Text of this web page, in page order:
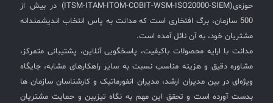
حوزه‌ی(ITSM-ITAM-ITOM-COBIT-WSM-ISO20000-SIEM) در بیش از
500 سازمان، برگ افتخاری است که مدانت به پاس انتخاب اندیشمندانه
مشتریان خود، به آن نائل آمده است.
مدانت با ارایه محصولات باکیفیت، پاسخگویی آنلاین، پشتیبانی متمرکز،
مشاوره دقیق و هزینه مناسب نسبت به سایر راهکارهای مشابه، جایگاه
ویژه‌ای در بین مدیران ارشد، مدیران انفورماتیک و کارشناسان سازمان ها
بدست آورده است و تحقق این مهم به نگاه تیزبین و حمایت مشتریان